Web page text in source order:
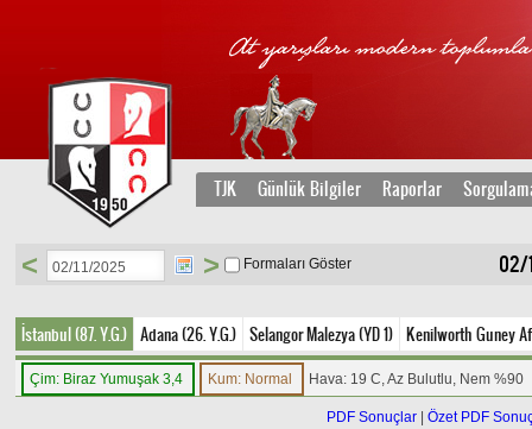
TJK Günlük Bilgiler Raporlar
02/
< > Formaları Göster
İstanbul (87. Y.G.) Adana (26. Y.G.) Selangor Malezya (YD 1) Kenilworth Guney
Çim: Biraz Yumuşak 3,4 Kum: Normal Hava: 19 C, Az Bulutlu, Nem %90
PDF Sonuçlar Özet PDF